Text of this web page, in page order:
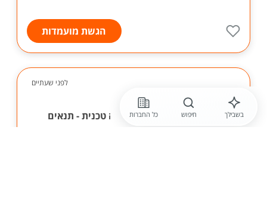
הגשת מועמדות
לפני שעתיים
yes טלויזיה בלווין
נציגי /ות למוקד תמיכה טכנית - תנאים
בשבילך חיפוש כל החברות